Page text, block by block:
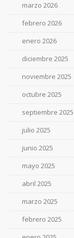
marzo 2026
febrero 2026
enero 2026
diciembre 2025
noviembre 2025
octubre 2025
septiembre 2025
julio 2025
junio 2025
mayo 2025
abril 2025
marzo 2025
febrero 2025